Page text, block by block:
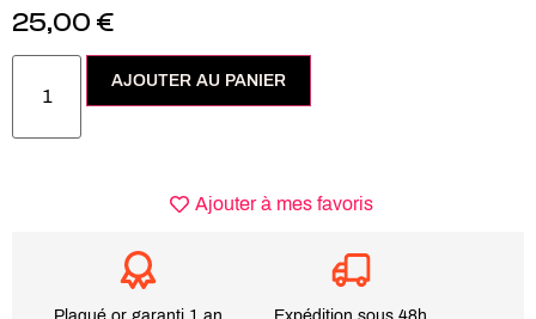
25,00 €
AJOUTER AU PANIER
Ajouter à mes favoris